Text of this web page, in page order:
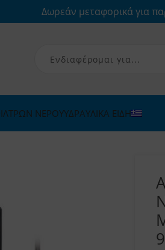
Δωρεάν μεταφορικά για
ΝΕΡΟΥΥΔΡΑΥΛΙΚΑ ΕΙΔΗ